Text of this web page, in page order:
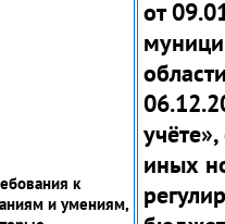
к
и умениям,
от
иных